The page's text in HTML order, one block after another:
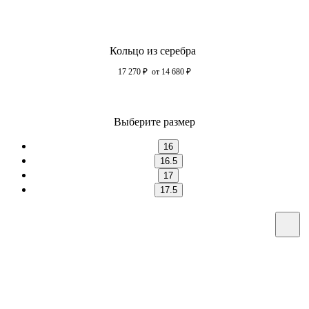
Кольцо из серебра
17 270 ₽ от 14 680 ₽
Выберите размер
16
16.5
17
17.5